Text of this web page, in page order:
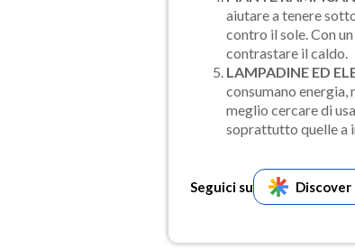
aiutare a tenere
contro il sole. Con
contrastare il caldo.
LAMPADINE ED
consumano energia,
meglio cercare di
soprattutto quelle a
Seguici su Discover